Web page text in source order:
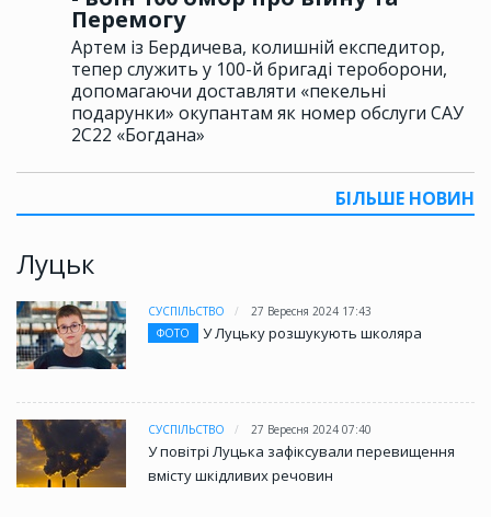
Перемогу
Артем із Бердичева, колишній експедитор,
тепер служить у 100-й бригаді тероборони,
допомагаючи доставляти «пекельні
подарунки» окупантам як номер обслуги САУ
2С22 «Богдана»
БІЛЬШЕ НОВИН
Луцьк
СУСПІЛЬСТВО
27 Вересня 2024 17:43
ФОТО
У Луцьку розшукують школяра
СУСПІЛЬСТВО 27 Вересня 2024 07:40
У повітрі Луцька зафіксували перевищення
вмісту шкідливих речовин